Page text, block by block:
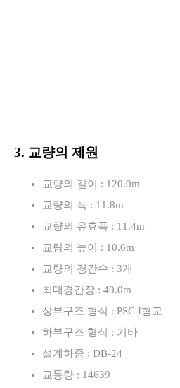
3. 교량의 제원
교량의 길이 : 120.0m
교량의 폭 : 11.8m
교량의 유효폭 : 11.4m
교량의 높이 : 10.6m
교량의 경간수 : 3개
최대경간장 : 40.0m
상부구조 형식 : PSC I형교
하부구조 형식 : 기타
설계하중 : DB-24
교통량 : 14639